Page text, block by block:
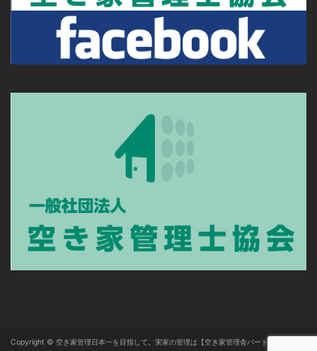
Copyright © 空き家管理日本一を目指して。実家の管理は【空き家管理舎パートナーズ】 All